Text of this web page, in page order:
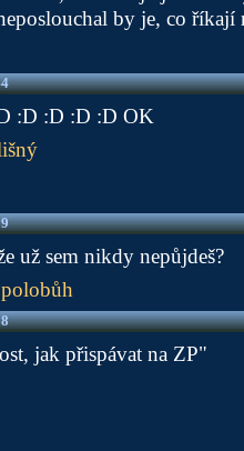
by je, co
:D :D :D :D OK
už sem nikdy nepůjdeš?
jak přispávat na ZP"